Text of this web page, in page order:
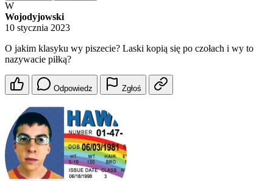
W
Wojodyjowski
10 stycznia 2023
O jakim klasyku wy piszecie? Laski kopią się po czołach i wy to
nazywacie piłką?
Odpowiedz Zgłoś